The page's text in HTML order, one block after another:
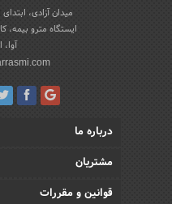
میدان آزادی،
ایستگاه مترو بیمه،
درباره ما
مشتریان
قوانین و مقررات